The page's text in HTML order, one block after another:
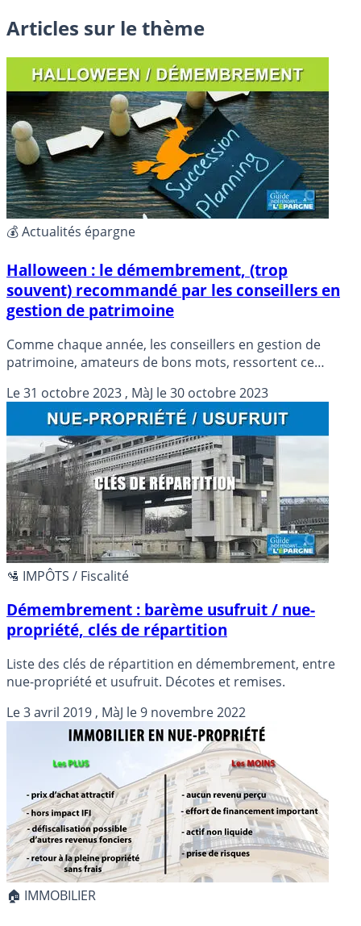
Articles sur le thème
💰 Actualités épargne
Halloween : le démembrement, (trop
souvent) recommandé par les conseillers en
gestion de patrimoine
Comme chaque année, les conseillers en gestion de
patrimoine, amateurs de bons mots, ressortent ce
démembrement, il faut y penser.
Le31 octobre 2023 , MàJ le30 octobre 2023
🛂 IMPÔTS / Fiscalité
Démembrement : barème usufruit / nue-
propriété, clés de répartition
Liste des clés de répartition en démembrement, entre
nue-propriété et usufruit. Décotes et remises.
Le3 avril 2019 , MàJ le9 novembre 2022
🏠 IMMOBILIER